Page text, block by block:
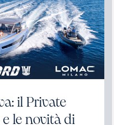
il Private
e le novità di